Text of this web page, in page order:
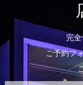
駐
事
完全
ご予約フ